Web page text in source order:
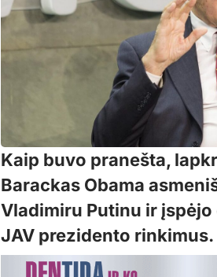
Kaip buvo pranešta,
Barackas Obama
Vladimiru Putinu ir
JAV prezidento rinkimus.